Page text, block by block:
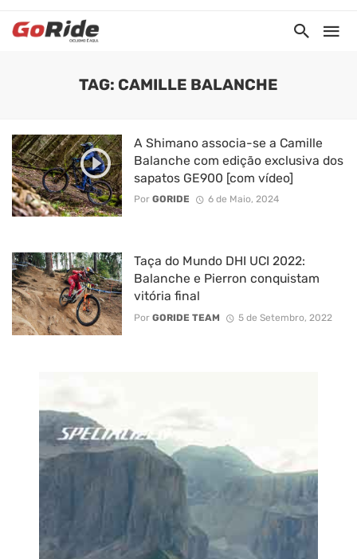
TAG: CAMILLE BALANCHE
A Shimano associa-se a Camille
Balanche com edição exclusiva dos
sapatos GE900 [com vídeo]
Por GORIDE 6 de Maio, 2024
Taça do Mundo DHI UCI 2022:
Balanche e Pierron conquistam
vitória final
Por GORIDE TEAM 5 de Setembro, 2022